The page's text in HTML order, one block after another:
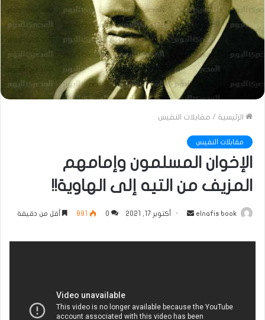
الرئيسية / مقابلات النفيس
مقابلات النفيس
الإخوان المسلمون وإمامهم
المزيف من التيه إلى الهاوية!!
elnafis book
أرسل
إلكترونيا
أكتوبر 17, 2021 0
891 أقل من دقيقة